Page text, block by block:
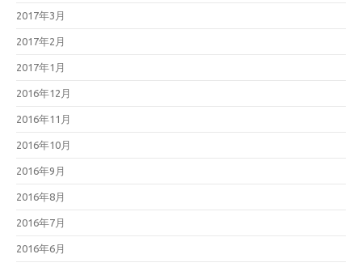
2017年3月
2017年2月
2017年1月
2016年12月
2016年11月
2016年10月
2016年9月
2016年8月
2016年7月
2016年6月